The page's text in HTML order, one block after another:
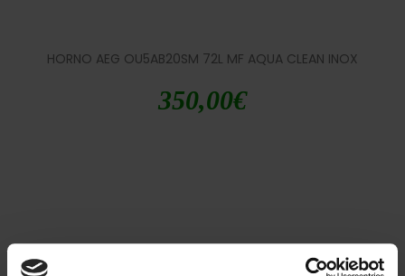
HORNO AEG OU5AB20SM 72L MF AQUA CLEAN INOX
350,00€